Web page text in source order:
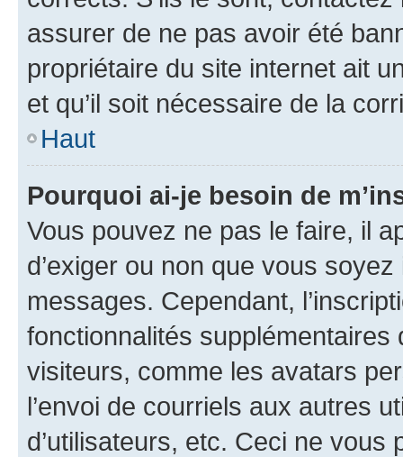
assurer de ne pas avoir été
propriétaire du site internet ait
et qu’il soit nécessaire de la
Haut
Pourquoi ai-je besoin de
Vous pouvez ne pas le faire, il
d’exiger ou non que vous
messages. Cependant,
fonctionnalités
visiteurs, comme les avatars
l’envoi de courriels aux autres
d’utilisateurs, etc. Ceci ne vous